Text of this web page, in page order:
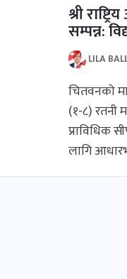
श्री
सम्पन्न:
LILA
​चितवनको
(१-८) रतनी
प्राविधिक
लागि